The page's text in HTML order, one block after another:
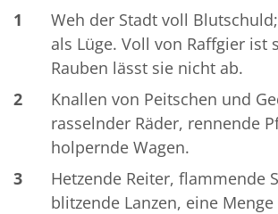
1
Weh der Stadt voll
als Lüge. Voll von Raffgier ist
Rauben lässt sie nicht ab.
2
Knallen von Peitschen und
rasselnder Räder, rennende
holpernde Wagen.
3
Hetzende Reiter, flammende
blitzende Lanzen, eine